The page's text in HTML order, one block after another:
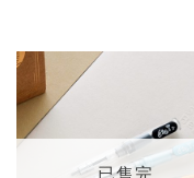
已售完